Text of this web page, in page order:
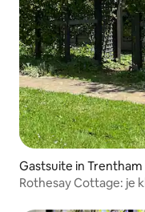
Gastsuite in Trentham
Rothesay Cottage: je